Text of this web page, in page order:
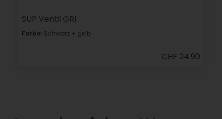
SUP Ventil GRI
Farbe: Schwarz + gelb
CHF 24.90